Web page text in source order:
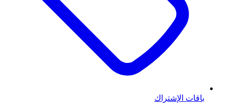
باقات الإشتراك